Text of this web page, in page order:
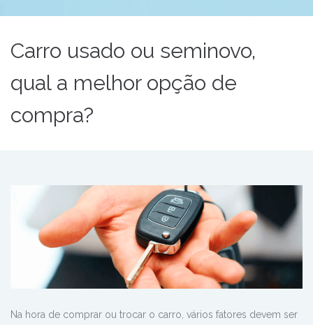
Carro usado ou seminovo,
qual a melhor opção de
compra?
Na hora de comprar ou trocar o carro, vários fatores devem ser